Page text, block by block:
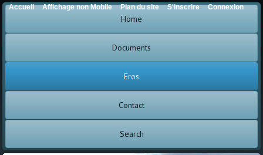
Home
Documents
Eros
Contact
Search
Accueil Affichage non Mobile Plan du site S'inscrire Connexion